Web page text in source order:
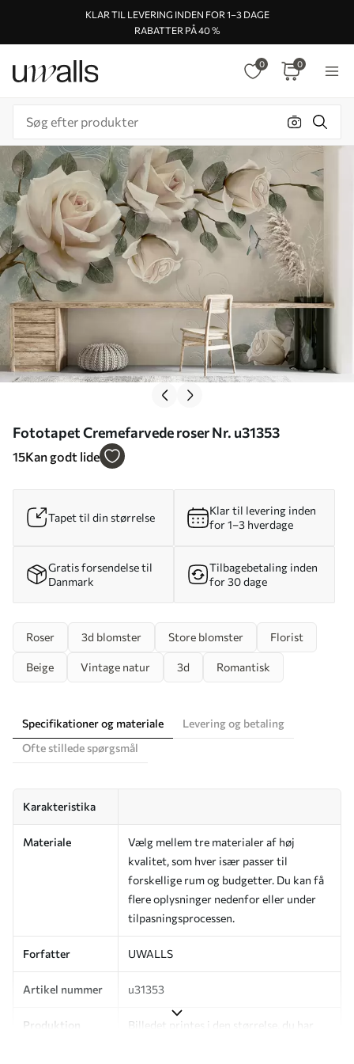
KLAR TIL LEVERING INDEN FOR 1–3 DAGE
RABATTER PÅ 40 %
0 0
Fototapet Cremefarvede roser Nr. u31353
15Kan godt lide
Tapet til din størrelse
Klar til levering inden
for 1–3 hverdage
Gratis forsendelse til
Danmark
Tilbagebetaling inden
for 30 dage
Roser 3d blomster Store blomster Florist
Beige Vintage natur 3d Romantisk
Specifikationer og materiale
Levering og betaling
Ofte stillede spørgsmål
Karakteristika
Materiale
Vælg mellem tre materialer af høj
kvalitet, som hver især passer til
forskellige rum og budgetter. Du kan få
flere oplysninger nedenfor eller under
tilpasningsprocessen.
Forfatter UWALLS
Artikel nummer u31353
Produktion
Billedet printes i den størrelse, du har